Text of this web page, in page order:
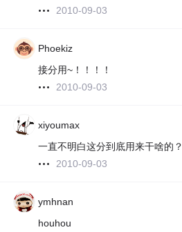
2010-09-03
Phoekiz
接分用~！！！！
2010-09-03
xiyoumax
一直不明白这分到底用来干啥的？
2010-09-03
ymhnan
houhou